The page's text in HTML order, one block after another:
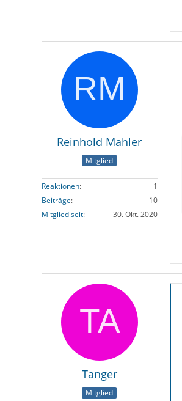
Reinhold Mahler
Mitglied
Reaktionen
1
Beiträge
10
Mitglied seit
30. Okt. 2020
Tanger
Mitglied